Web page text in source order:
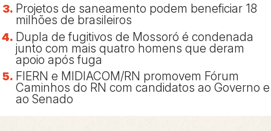
Projetos de saneamento podem beneficiar 18
milhões de brasileiros
Dupla de fugitivos de Mossoró é condenada
junto com mais quatro homens que deram
apoio após fuga
FIERN e MIDIACOM/RN promovem Fórum
Caminhos do RN com candidatos ao Governo e
ao Senado